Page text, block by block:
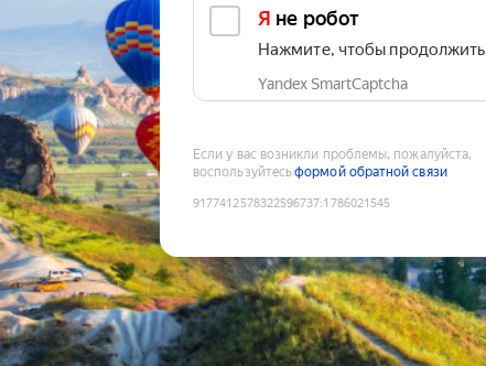
Я не робот
Нажмите, чтобы продолжить
Yandex SmartCaptcha
Если у вас возникли проблемы, пожалуйста,
воспользуйтесьформой обратной связи
9177412578322596737:1786021545